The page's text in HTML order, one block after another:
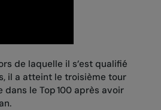
de laquelle il s’est qualifié
il a atteint le troisième tour
dans le Top 100 après avoir